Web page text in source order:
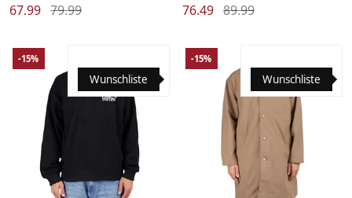
67.99 79.99 76.49 89.99
Wunschliste
-15%
Wunschliste
-15%